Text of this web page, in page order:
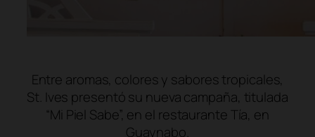
Entre aromas, colores y sabores tropicales,
St. Ives presentó su nueva campaña, titulada
“Mi Piel Sabe”, en el restaurante Tía, en
Guaynabo.